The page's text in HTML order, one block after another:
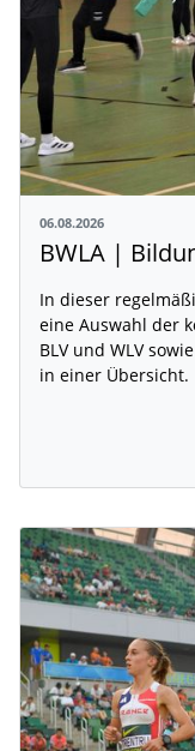
06.08.2026
BWLA |
In dieser
eine Auswahl der
BLV und WLV
in einer Übersicht.